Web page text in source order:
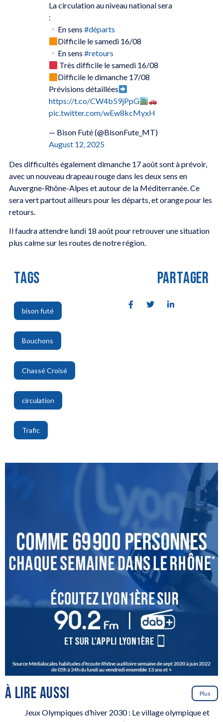
La circulation au niveau national sera
:
En sens#départs
Difficile le samedi 16/08
En sens#retours
Très difficile le samedi 16/08
Difficile le dimanche 17/08
Prévisions détaillées
https://t.co/CW4b59jPpG
pic.twitter.com/wEw8kcMyxH
— Bison Futé (@BisonFute_MT)
August 12, 2025
Des difficultés également dimanche 17 août sont à prévoir,
avec un nouveau drapeau rouge dans les deux sens en
Auvergne-Rhône-Alpes et autour de la Méditerranée. Ce
sera vert partout ailleurs pour les départs, et orange pour les
retours.
Il faudra attendre lundi 18 août pour retrouver une situation
plus calme sur les routes de notre région.
TAGS
bison futé
,
Bouchons
,
Chassé Croisé
,
circulation
,
Trafic
PARTAGER
À LIRE AUSSI Plus
Jeux Olympiques d’hiver 2030 : Le village olympique et